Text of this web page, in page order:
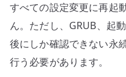
すべての設定変更に再起
ん。ただし、GRUB、起
後にしか確認できない永
行う必要があります。